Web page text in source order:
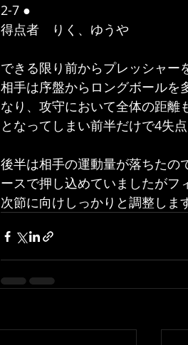
2-7 ●
得点者　りく、ゆうや
できる限り前からプレッシャー
相手は序盤からロングボールを
なり、攻守において全体の距離
となってしまい前半だけで4失点
後半は相手の運動量が落ちたの
ースで押し込めていましたがフ
次節に向けしっかりと調整しま